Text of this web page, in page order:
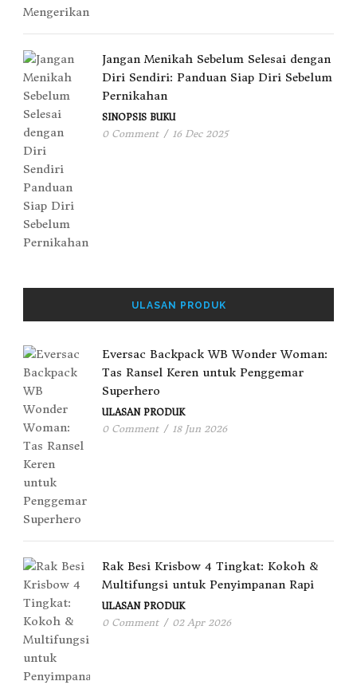
Jangan Menikah Sebelum Selesai dengan
Diri Sendiri: Panduan Siap Diri Sebelum
Pernikahan
SINOPSIS BUKU
0 Comment / 16 Dec 2025
ULASAN PRODUK
Eversac Backpack WB Wonder Woman:
Tas Ransel Keren untuk Penggemar
Superhero
ULASAN PRODUK
0 Comment / 18 Jun 2026
Rak Besi Krisbow 4 Tingkat: Kokoh &
Multifungsi untuk Penyimpanan Rapi
ULASAN PRODUK
0 Comment / 02 Apr 2026